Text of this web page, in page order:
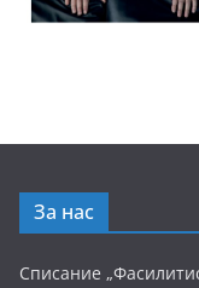
За нас
Списание